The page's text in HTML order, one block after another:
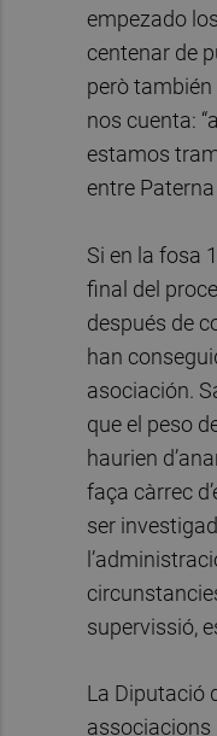
empezado
centenar de
però
nos cuenta:
estamos
entre
Si en la fosa
final del
después de
han
asociación.
que el peso
haurien
faça càrrec
ser
supervissió,
La Diputació
associacions